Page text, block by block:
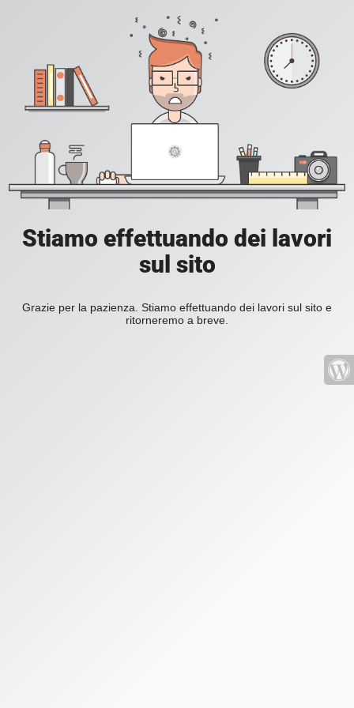
Stiamo effettuando dei lavori
sul sito
Grazie per la pazienza. Stiamo effettuando dei lavori sul sito e
ritorneremo a breve.